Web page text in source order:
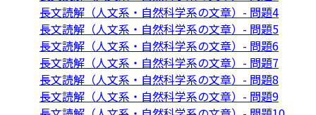
長文読解（人文系・自然科学系の文章）- 問題4
長文読解（人文系・自然科学系の文章）- 問題5
長文読解（人文系・自然科学系の文章）- 問題6
長文読解（人文系・自然科学系の文章）- 問題7
長文読解（人文系・自然科学系の文章）- 問題8
長文読解（人文系・自然科学系の文章）- 問題9